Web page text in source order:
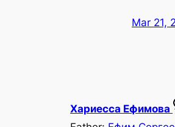
Mar 21,
Хариесса Ефимова